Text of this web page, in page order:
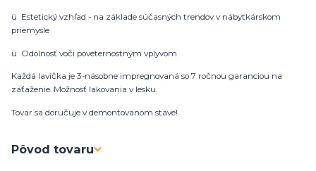
ü Estetický vzhľad - na základe súčasných trendov v nábytkárskom
priemysle
ü Odolnosť voči poveternostným vplyvom
Každá lavička je 3-násobne impregnovaná so 7 ročnou garanciou na
zaťaženie. Možnosť lakovania v lesku.
Tovar sa doručuje v demontovanom stave!
Pôvod tovaru